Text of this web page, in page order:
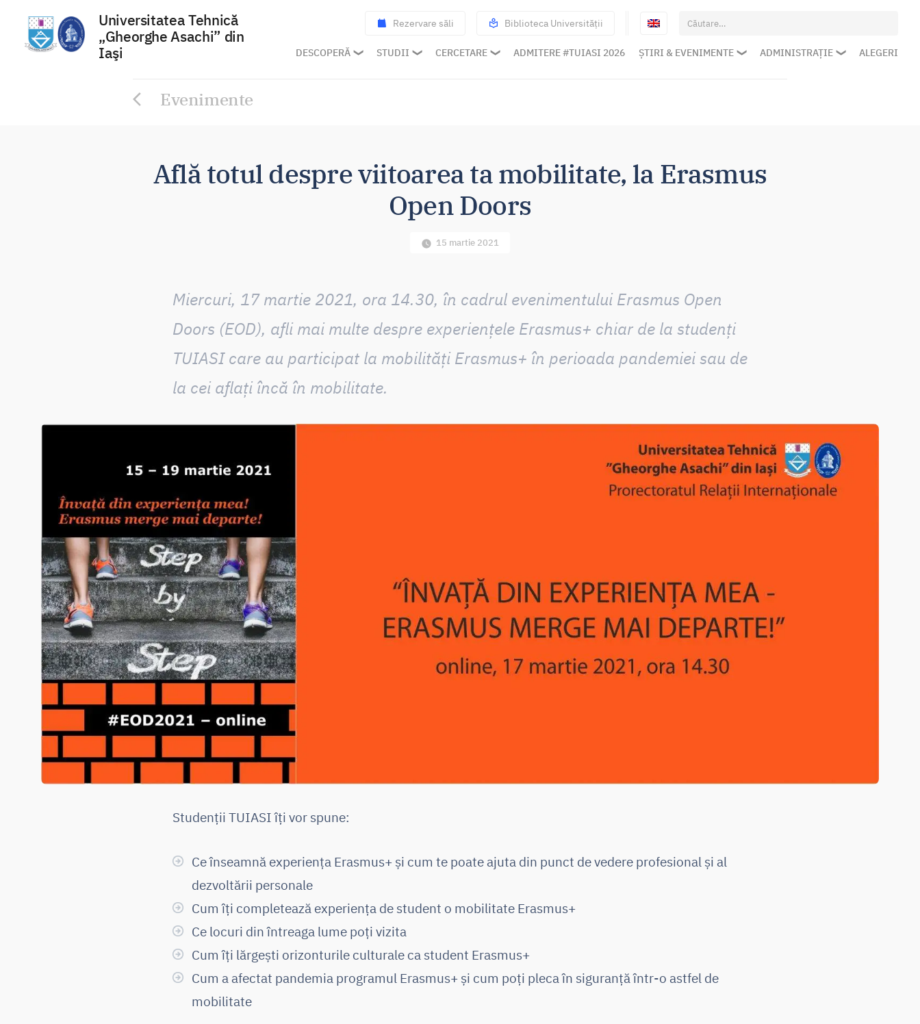
Universitatea Tehnică
„Gheorghe Asachi” din
Iaşi
Rezervare săli Biblioteca Universității
Caută
după:
DESCOPERĂ STUDII CERCETARE ADMITERE #TUIASI 2026 ȘTIRI & EVENIMENTE ADMINISTRAȚIE ALEGERI
Evenimente
Află totul despre viitoarea ta mobilitate, la Erasmus
Open Doors
15 martie 2021
Miercuri, 17 martie 2021, ora 14.30, în cadrul evenimentului Erasmus Open
Doors (EOD), afli mai multe despre experiențele Erasmus+ chiar de la studenți
TUIASI care au participat la mobilități Erasmus+ în perioada pandemiei sau de
la cei aflați încă în mobilitate.
Studenții TUIASI îți vor spune:
Ce înseamnă experiența Erasmus+ și cum te poate ajuta din punct de vedere profesional și al
dezvoltării personale
Cum îți completează experiența de student o mobilitate Erasmus+
Ce locuri din întreaga lume poți vizita
Cum îți lărgești orizonturile culturale ca student Erasmus+
Cum a afectat pandemia programul Erasmus+ și cum poți pleca în siguranță într-o astfel de
mobilitate